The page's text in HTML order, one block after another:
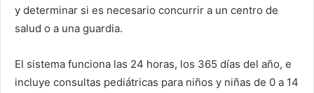
y determinar si es necesario concurrir a un centro de
salud o a una guardia.
El sistema funciona las 24 horas, los 365 días del año, e
incluye consultas pediátricas para niños y niñas de 0 a 14